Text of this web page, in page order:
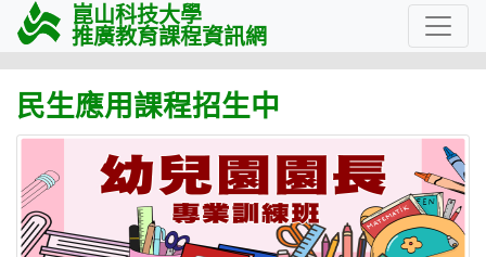
崑山科技大學
推廣教育課程資訊網
民生應用課程招生中